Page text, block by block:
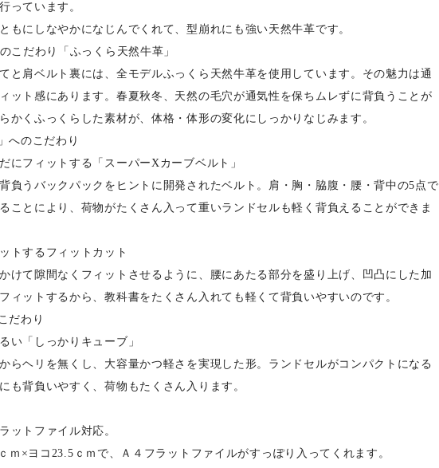
っています。
もにしなやかになじんでくれて、型崩れにも強い天然牛革です。
こだわり「ふっくら天然牛革」
と肩ベルト裏には、全モデルふっくら天然牛革を使用しています。その魅力は通
ット感にあります。春夏秋冬、天然の毛穴が通気性を保ちムレずに背負うことが
かくふっくらした素材が、体格・体形の変化にしっかりなじみます。
へのこだわり
にフィットする「スーパーXカーブベルト」
負うバックパックをヒントに開発されたベルト。肩・胸・脇腹・腰・背中の5点で
ことにより、荷物がたくさん入って重いランドセルも軽く背負えることができま
トするフィットカット
けて隙間なくフィットさせるように、腰にあたる部分を盛り上げ、凹凸にした加
ィットするから、教科書をたくさん入れても軽くて背負いやすいのです。
だわり
い「しっかりキューブ」
らヘリを無くし、大容量かつ軽さを実現した形。ランドセルがコンパクトになる
も背負いやすく、荷物もたくさん入ります。
ットファイル対応。
ｍ×ヨコ23.5ｃｍで、Ａ４フラットファイルがすっぽり入ってくれます。